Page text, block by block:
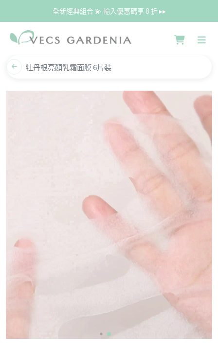
全新經典組合 💫 輸入優惠碼享 8 折 ▸▸
牡丹根亮顏乳霜面膜 6片裝